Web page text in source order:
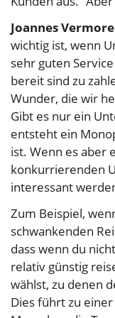
Joannes
wichtig ist, wenn
sehr guten
bereit sind zu
Wunder, die wir
Gibt es nur ein
entsteht ein
ist. Wenn es aber
konkurrierenden
interessant
Zum Beispiel,
schwankenden
dass wenn du
relativ günstig
wählst, zu denen
Dies führt zu